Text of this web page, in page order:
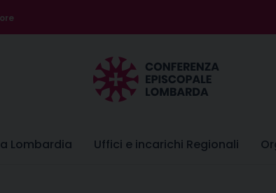
Lombardia Uffici e incarichi Regionali